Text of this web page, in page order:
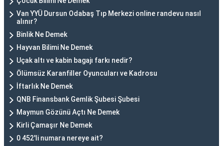
Van YYÜ Dursun Odabaş Tıp Merkezi online randevu nasıl
alınır?
Binlik Ne Demek
Hayvan Bilimi Ne Demek
Uçak altı ve kabin bagajı farkı nedir?
Ölümsüz Karanfiller Oyuncuları ve Kadrosu
İftarlık Ne Demek
QNB Finansbank Gemlik Şubesi Şubesi
Maymun Gözünü Açtı Ne Demek
Kirli Çamaşır Ne Demek
0 452'li numara nereye ait?